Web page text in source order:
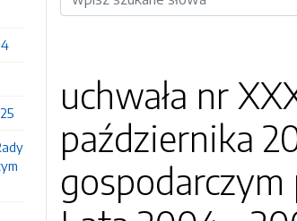
uchwała nr
października